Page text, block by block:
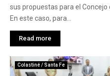
sus propuestas para el Concejo
En este caso, para...
Read more
Colastiné / Santa Fe